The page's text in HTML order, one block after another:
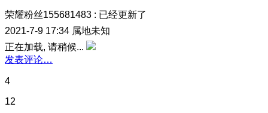
荣耀粉丝155681483 : 已经更新了
2021-7-9 17:34 属地未知
正在加载, 请稍候...
发表评论…
4
12